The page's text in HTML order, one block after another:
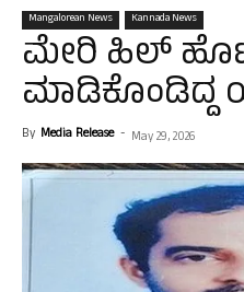
Mangalorean News Kannada News
ಮೇರಿ ಹಿಲ್
ಮಾಡಿಕೊಂಡಿದ್ದ
By Media Release - May 29, 2026